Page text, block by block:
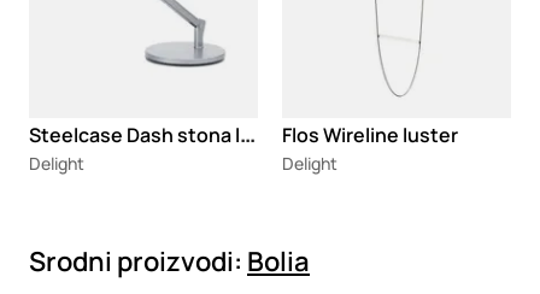
S
teelcase Dash stona lampa
Delight
Flos Wireline luster
Delight
Srodni proizvodi: Bolia